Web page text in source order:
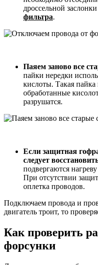
дроссельной
фильтра.
Паяем заново все
пайки нередки
кислоты. Такая пайка
обработанные
разрушатся.
Если защитная
следует
подвергаются
При отсутствии
оплетка проводов.
Подключаем провода и
двигатель троит, то
Как проверить
форсунки